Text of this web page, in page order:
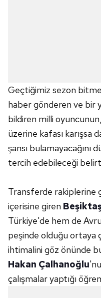
Geçtiğimiz sezon
haber gönderen ve bir
bildiren milli
üzerine kafası karışsa
şansı bulamayacağını
tercih edebileceği
Transferde rakiplerine
içerisine giren
Türkiye'de hem de
peşinde olduğu ortaya
ihtimalini göz önünde
Hakan Çalhanoğlu
çalışmalar yaptığı